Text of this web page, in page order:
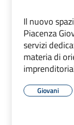
Il nuovo
Piacenza
servizi
materia di
Giovani